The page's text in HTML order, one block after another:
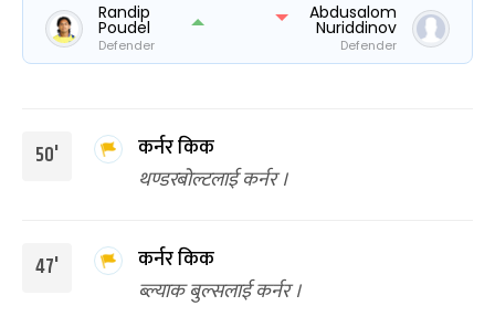
Randip
Poudel
Defender
Abdusalom
Nuriddinov
Defender
50'
कर्नर किक
थण्डरबोल्टलाई कर्नर ।
47'
कर्नर किक
ब्ल्याक बुल्सलाई कर्नर ।